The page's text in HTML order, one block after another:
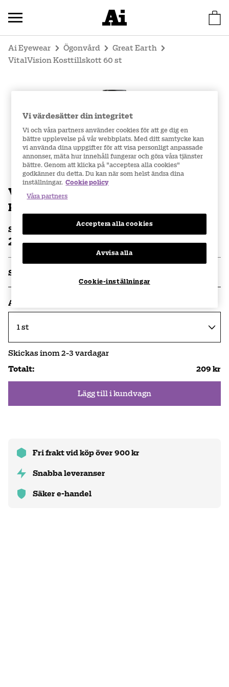
Ai Eyewear Ögonvård
Great Earth
VitalVision Kosttillskott 60 st
VitalVision
Kosttillskott 60 st
Styckpris
209 kr
Specifikationer
Antal
Skickas inom2-3 vardagar
Totalt: 209 kr
Lägg till i kundvagn
Fri frakt vid köp över 900 kr
Snabba leveranser
Säker e-handel
Vi värdesätter din integritet
Vi och våra partners använder cookies för att ge dig en
bättre upplevelse på vår webbplats. Med ditt samtycke kan
vi använda dina uppgifter för att visa personligt anpassade
annonser, mäta hur innehåll fungerar och göra våra tjänster
bättre. Genom att klicka på "acceptera alla cookies"
godkänner du detta. Du kan när som helst ändra dina
inställningar. Cookie policy
Våra partners
Cookie-inställningar
Avvisa alla
Acceptera alla cookies